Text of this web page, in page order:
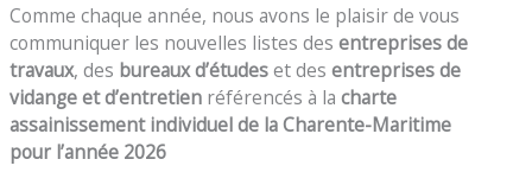
Comme chaque année, nous avons le plaisir de vous
communiquer les nouvelles listes desentreprises de
travaux, des bureaux d’étudeset desentreprises de
vidange et d’entretien référencés à lacharte
assainissement individuel de la Charente-Maritime
pour l’année 2026